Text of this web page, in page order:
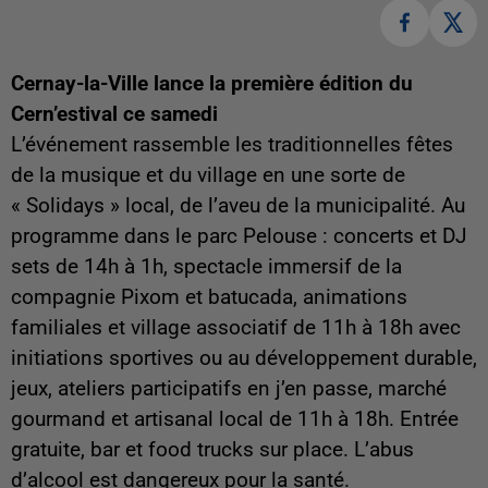
Cernay-la-Ville lance la première édition du
Cern’estival ce samedi
L’événement rassemble les traditionnelles fêtes
de la musique et du village en une sorte de
« Solidays » local, de l’aveu de la municipalité. Au
programme dans le parc Pelouse : concerts et DJ
sets de 14h à 1h, spectacle immersif de la
compagnie Pixom et batucada, animations
familiales et village associatif de 11h à 18h avec
initiations sportives ou au développement durable,
jeux, ateliers participatifs en j’en passe, marché
gourmand et artisanal local de 11h à 18h. Entrée
gratuite, bar et food trucks sur place. L’abus
d’alcool est dangereux pour la santé.